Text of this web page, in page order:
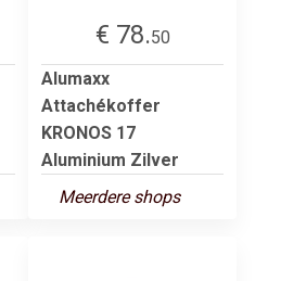
€ 78.50
Alumaxx
Attachékoffer
KRONOS 17
Aluminium Zilver
Meerdere shops